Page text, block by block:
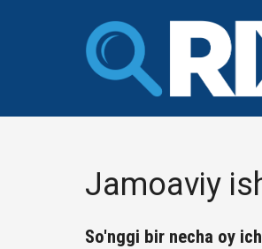
Jamoaviy
So'nggi bir necha oy